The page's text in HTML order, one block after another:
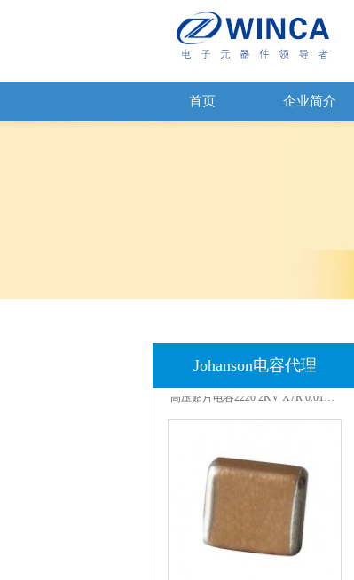
首页 企业简介
Johanson电容代理
高压贴片电容2220 2KV X7R 0.01UF封装